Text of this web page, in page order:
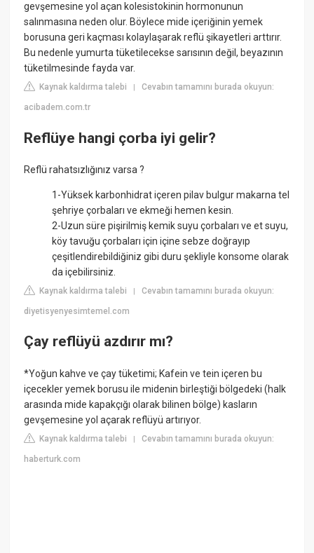
gevşemesine yol açan kolesistokinin hormonunun
salınmasına neden olur. Böylece mide içeriğinin yemek
borusuna geri kaçması kolaylaşarak reflü şikayetleri arttırır.
Bu nedenle yumurta tüketilecekse sarısının değil, beyazının
tüketilmesinde fayda var.
Kaynak kaldırma talebi |Cevabın tamamını burada okuyun:
acibadem.com.tr
Reflüye hangi çorba iyi gelir?
Reflü rahatsızlığınız varsa ?
1-Yüksek karbonhidrat içeren pilav bulgur makarna tel
şehriye çorbaları ve ekmeği hemen kesin.
2-Uzun süre pişirilmiş kemik suyu çorbaları ve et suyu,
köy tavuğu çorbaları için içine sebze doğrayıp
çeşitlendirebildiğiniz gibi duru şekliyle konsome olarak
da içebilirsiniz.
Kaynak kaldırma talebi |Cevabın tamamını burada okuyun:
diyetisyenyesimtemel.com
Çay reflüyü azdırır mı?
*Yoğun kahve ve çay tüketimi; Kafein ve tein içeren bu
içecekler yemek borusu ile midenin birleştiği bölgedeki (halk
arasında mide kapakçığı olarak bilinen bölge) kasların
gevşemesine yol açarak reflüyü artırıyor.
Kaynak kaldırma talebi |Cevabın tamamını burada okuyun:
haberturk.com